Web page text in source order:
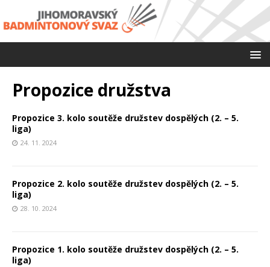
Propozice družstva
Propozice 3. kolo soutěže družstev dospělých (2. – 5.
liga)
24. 11. 2024
Propozice 2. kolo soutěže družstev dospělých (2. – 5.
liga)
28. 10. 2024
Propozice 1. kolo soutěže družstev dospělých (2. – 5.
liga)